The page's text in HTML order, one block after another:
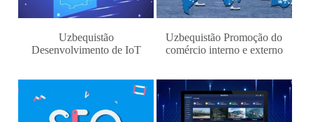
Uzbequistão
Desenvolvimento de IoT
Uzbequistão Promoção do
comércio interno e externo